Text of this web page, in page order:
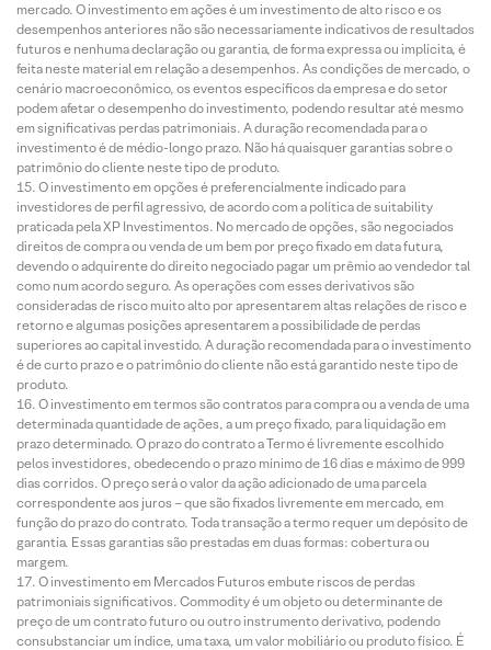
mercado. O investimento em ações é um investimento de alto risco e os
desempenhos anteriores não são necessariamente indicativos de resultados
futuros e nenhuma declaração ou garantia, de forma expressa ou implícita, é
feita neste material em relação a desempenhos. As condições de mercado, o
cenário macroeconômico, os eventos específicos da empresa e do setor
podem afetar o desempenho do investimento, podendo resultar até mesmo
em significativas perdas patrimoniais. A duração recomendada para o
investimento é de médio-longo prazo. Não há quaisquer garantias sobre o
patrimônio do cliente neste tipo de produto.
O investimento em opções é preferencialmente indicado para
investidores de perfil agressivo, de acordo com a política de suitability
praticada pela XP Investimentos. No mercado de opções, são negociados
direitos de compra ou venda de um bem por preço fixado em data futura,
devendo o adquirente do direito negociado pagar um prêmio ao vendedor tal
como num acordo seguro. As operações com esses derivativos são
consideradas de risco muito alto por apresentarem altas relações de risco e
retorno e algumas posições apresentarem a possibilidade de perdas
superiores ao capital investido. A duração recomendada para o investimento
é de curto prazo e o patrimônio do cliente não está garantido neste tipo de
produto.
O investimento em termos são contratos para compra ou a venda de uma
determinada quantidade de ações, a um preço fixado, para liquidação em
prazo determinado. O prazo do contrato a Termo é livremente escolhido
pelos investidores, obedecendo o prazo mínimo de 16 dias e máximo de 999
dias corridos. O preço será o valor da ação adicionado de uma parcela
correspondente aos juros – que são fixados livremente em mercado, em
função do prazo do contrato. Toda transação a termo requer um depósito de
garantia. Essas garantias são prestadas em duas formas: cobertura ou
margem.
O investimento em Mercados Futuros embute riscos de perdas
patrimoniais significativos. Commodity é um objeto ou determinante de
preço de um contrato futuro ou outro instrumento derivativo, podendo
consubstanciar um índice, uma taxa, um valor mobiliário ou produto físico. É